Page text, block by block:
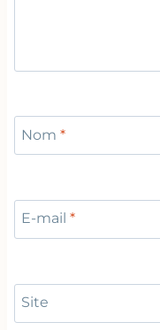
Nom *
E-mail *
Site